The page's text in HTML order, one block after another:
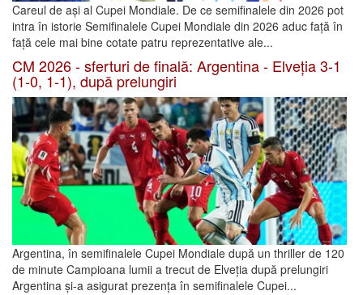
Careul de ași al Cupei Mondiale. De ce semifinalele din 2026 pot
intra în istorie Semifinalele Cupei Mondiale din 2026 aduc față în
față cele mai bine cotate patru reprezentative ale...
CM 2026 - sferturi de finală: Argentina - Elveția 3-1
(1-0, 1-1), după prelungiri
Argentina, în semifinalele Cupei Mondiale după un thriller de 120
de minute Campioana lumii a trecut de Elveția după prelungiri
Argentina și-a asigurat prezența în semifinalele Cupei...